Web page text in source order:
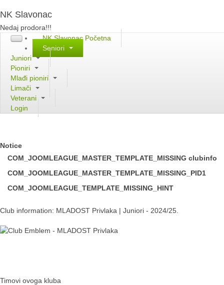
NK Slavonac
Nedaj prodora!!!
NK Slavonac Početna
Seniori
Juniori
Pioniri
Mlađi pioniri
Limači
Veterani
Login
Notice
COM_JOOMLEAGUE_MASTER_TEMPLATE_MISSING clubinfo
COM_JOOMLEAGUE_MASTER_TEMPLATE_MISSING_PID1
COM_JOOMLEAGUE_TEMPLATE_MISSING_HINT
Club information: MLADOST Privlaka | Juniori - 2024/25.
Timovi ovoga kluba